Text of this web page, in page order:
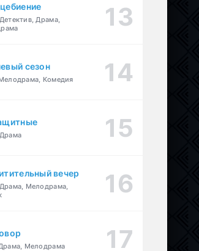
Драма,
сезон
Комедия
вечер
Мелодрама,
Мелодрама